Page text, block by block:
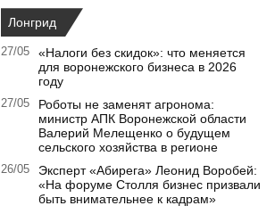
Лонгрид
27/05
«Налоги без скидок»: что меняется
для воронежского бизнеса в 2026
году
27/05
Роботы не заменят агронома:
министр АПК Воронежской области
Валерий Мелещенко о будущем
сельского хозяйства в регионе
26/05
Эксперт «Абирега» Леонид Воробей:
«На форуме Столля бизнес призвали
быть внимательнее к кадрам»